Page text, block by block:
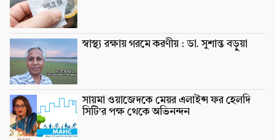
স্বাস্থ্য রক্ষায় গরমে করণীয় : ডা. সুশান্ত বড়ুুয়া
সায়মা ওয়াজেদকে মেয়র এলাইন্স ফর হেলদি
সিটি’র পক্ষ থেকে অভিনন্দন